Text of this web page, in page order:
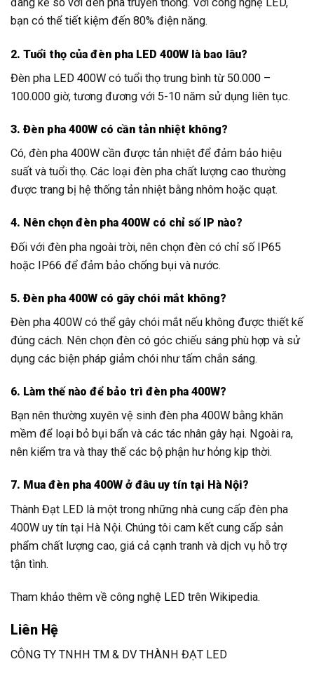
đáng kể so với đèn pha truyền thống. Với công nghệ LED,
bạn có thể tiết kiệm đến 80% điện năng.
2. Tuổi thọ của đèn pha LED 400W là bao lâu?
Đèn pha LED 400W có tuổi thọ trung bình từ 50.000 –
100.000 giờ, tương đương với 5-10 năm sử dụng liên tục.
3. Đèn pha 400W có cần tản nhiệt không?
Có, đèn pha 400W cần được tản nhiệt để đảm bảo hiệu
suất và tuổi thọ. Các loại đèn pha chất lượng cao thường
được trang bị hệ thống tản nhiệt bằng nhôm hoặc quạt.
4. Nên chọn đèn pha 400W có chỉ số IP nào?
Đối với đèn pha ngoài trời, nên chọn đèn có chỉ số IP65
hoặc IP66 để đảm bảo chống bụi và nước.
5. Đèn pha 400W có gây chói mắt không?
Đèn pha 400W có thể gây chói mắt nếu không được thiết kế
đúng cách. Nên chọn đèn có góc chiếu sáng phù hợp và sử
dụng các biện pháp giảm chói như tấm chắn sáng.
6. Làm thế nào để bảo trì đèn pha 400W?
Bạn nên thường xuyên vệ sinh đèn pha 400W bằng khăn
mềm để loại bỏ bụi bẩn và các tác nhân gây hại. Ngoài ra,
nên kiểm tra và thay thế các bộ phận hư hỏng kịp thời.
7. Mua đèn pha 400W ở đâu uy tín tại Hà Nội?
Thành Đạt LED là một trong những nhà cung cấp đèn pha
400W uy tín tại Hà Nội. Chúng tôi cam kết cung cấp sản
phẩm chất lượng cao, giá cả cạnh tranh và dịch vụ hỗ trợ
tận tình.
Tham khảo thêm về công nghệ LED trên Wikipedia.
Liên Hệ
CÔNG TY TNHH TM & DV THÀNH ĐẠT LED